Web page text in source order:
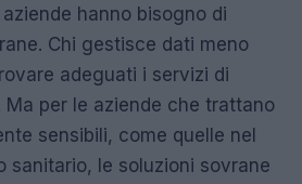
hanno bisogno di
Chi gestisce dati meno
adeguati i servizi di
Ma per le aziende che trattano
sensibili, come quelle nel
sanitario, le soluzioni sovrane